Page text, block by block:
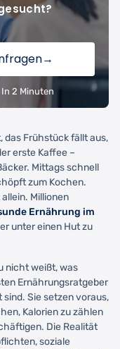
→
2 Minuten
das Frühstück fällt aus,
erste Kaffee –
Mittags schnell
zum Kochen.
Millionen
Ernährung im
unter einen Hut zu
nicht weißt, was
Ernährungsratgeber
Sie setzen voraus,
Kalorien zu zählen
Die Realität
soziale